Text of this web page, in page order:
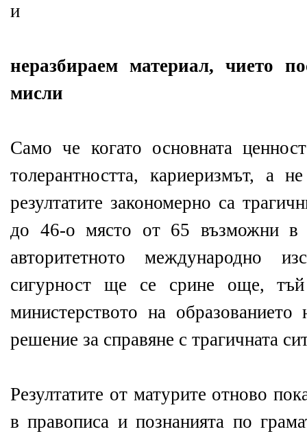
и
неразбираем материал, чието
мисли
Само че когато основната
толерантността, кариеризмът, а
резултатите закономерно са
до 46-о място от 65 възможни в
авторитетното международно
сигурност ще се срине още,
министерството на
решение за справяне с трагичната
Резултатите от матурите отново
в правописа и познанията по